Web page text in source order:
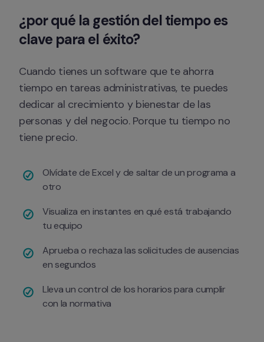
¿por qué la gestión del tiempo es
clave para el éxito?
Cuando tienes un software que te ahorra
tiempo en tareas administrativas, te puedes
dedicar al crecimiento y bienestar de las
personas y del negocio. Porque tu tiempo no
tiene precio.
Olvídate de Excel y de saltar de un programa a
otro
Visualiza en instantes en qué está trabajando
tu equipo
Aprueba o rechaza las solicitudes de ausencias
en segundos
Lleva un control de los horarios para cumplir
con la normativa